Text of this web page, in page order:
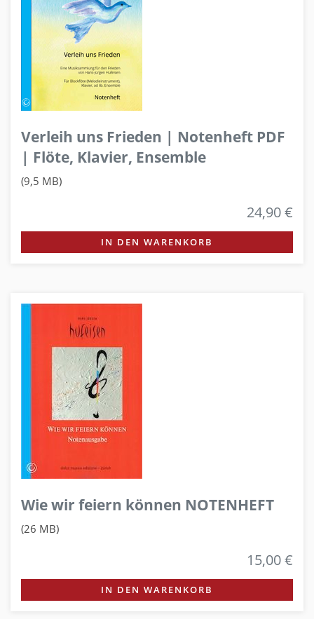
Verleih uns Frieden | Notenheft PDF
| Flöte, Klavier, Ensemble
(9,5 MB)
24,90 €
IN DEN WARENKORB
Wie wir feiern können NOTENHEFT
(26 MB)
15,00 €
IN DEN WARENKORB